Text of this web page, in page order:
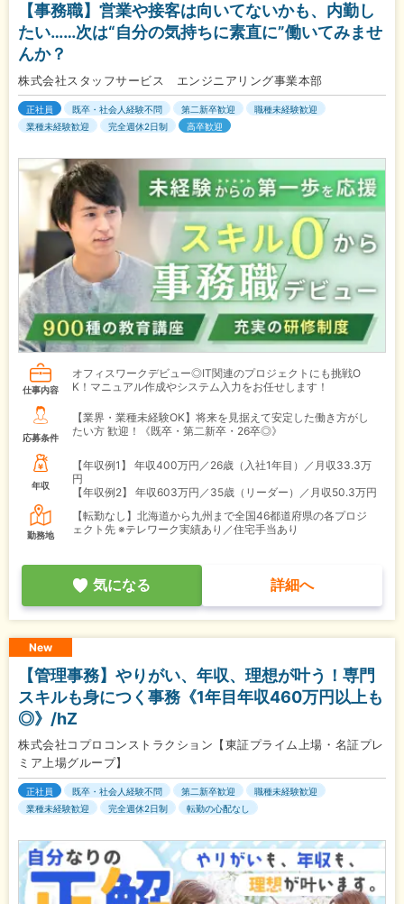
【事務職】営業や接客は向いてないかも、内勤し
たい……次は“自分の気持ちに素直に”働いてみませ
んか？
株式会社スタッフサービス エンジニアリング事業本部
正社員 既卒・社会人経験不問 第二新卒歓迎
職種未経験歓迎
業種未経験歓迎
完全週休2日制 高卒歓迎
仕事内容
オフィスワークデビュー◎IT関連のプロジェクトにも挑戦O
K！マニュアル作成やシステム入力をお任せします！
応募条件
【業界・業種未経験OK】将来を見据えて安定した働き方がし
たい方 歓迎！《既卒・第二新卒・26卒◎》
年収
【年収例1】
年収400万円／26歳（入社1年目）／月収33.3万
円
【年収例2】
年収603万円／35歳（リーダー）／月収50.3万円
勤務地
【転勤なし】北海道から九州まで全国46都道府県の各プロジ
ェクト先 ※テレワーク実績あり／住宅手当あり
気になる 詳細へ
New
【管理事務】やりがい、年収、理想が叶う！専門
スキルも身につく事務《1年目年収460万円以上も
◎》/hZ
株式会社コプロコンストラクション【東証プライム上場・名証プレ
ミア上場グループ】
正社員 既卒・社会人経験不問 第二新卒歓迎
職種未経験歓迎
業種未経験歓迎
完全週休2日制 転勤の心配なし